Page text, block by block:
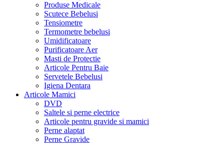
Produse Medicale
Scutece Bebelusi
Tensiometre
Termometre bebelusi
Umidificatoare
Purificatoare Aer
Masti de Protectie
Articole Pentru Baie
Servetele Bebelusi
Igiena Dentara
Articole Mamici
DVD
Saltele si perne electrice
Articole pentru gravide si mamici
Perne alaptat
Perne Gravide